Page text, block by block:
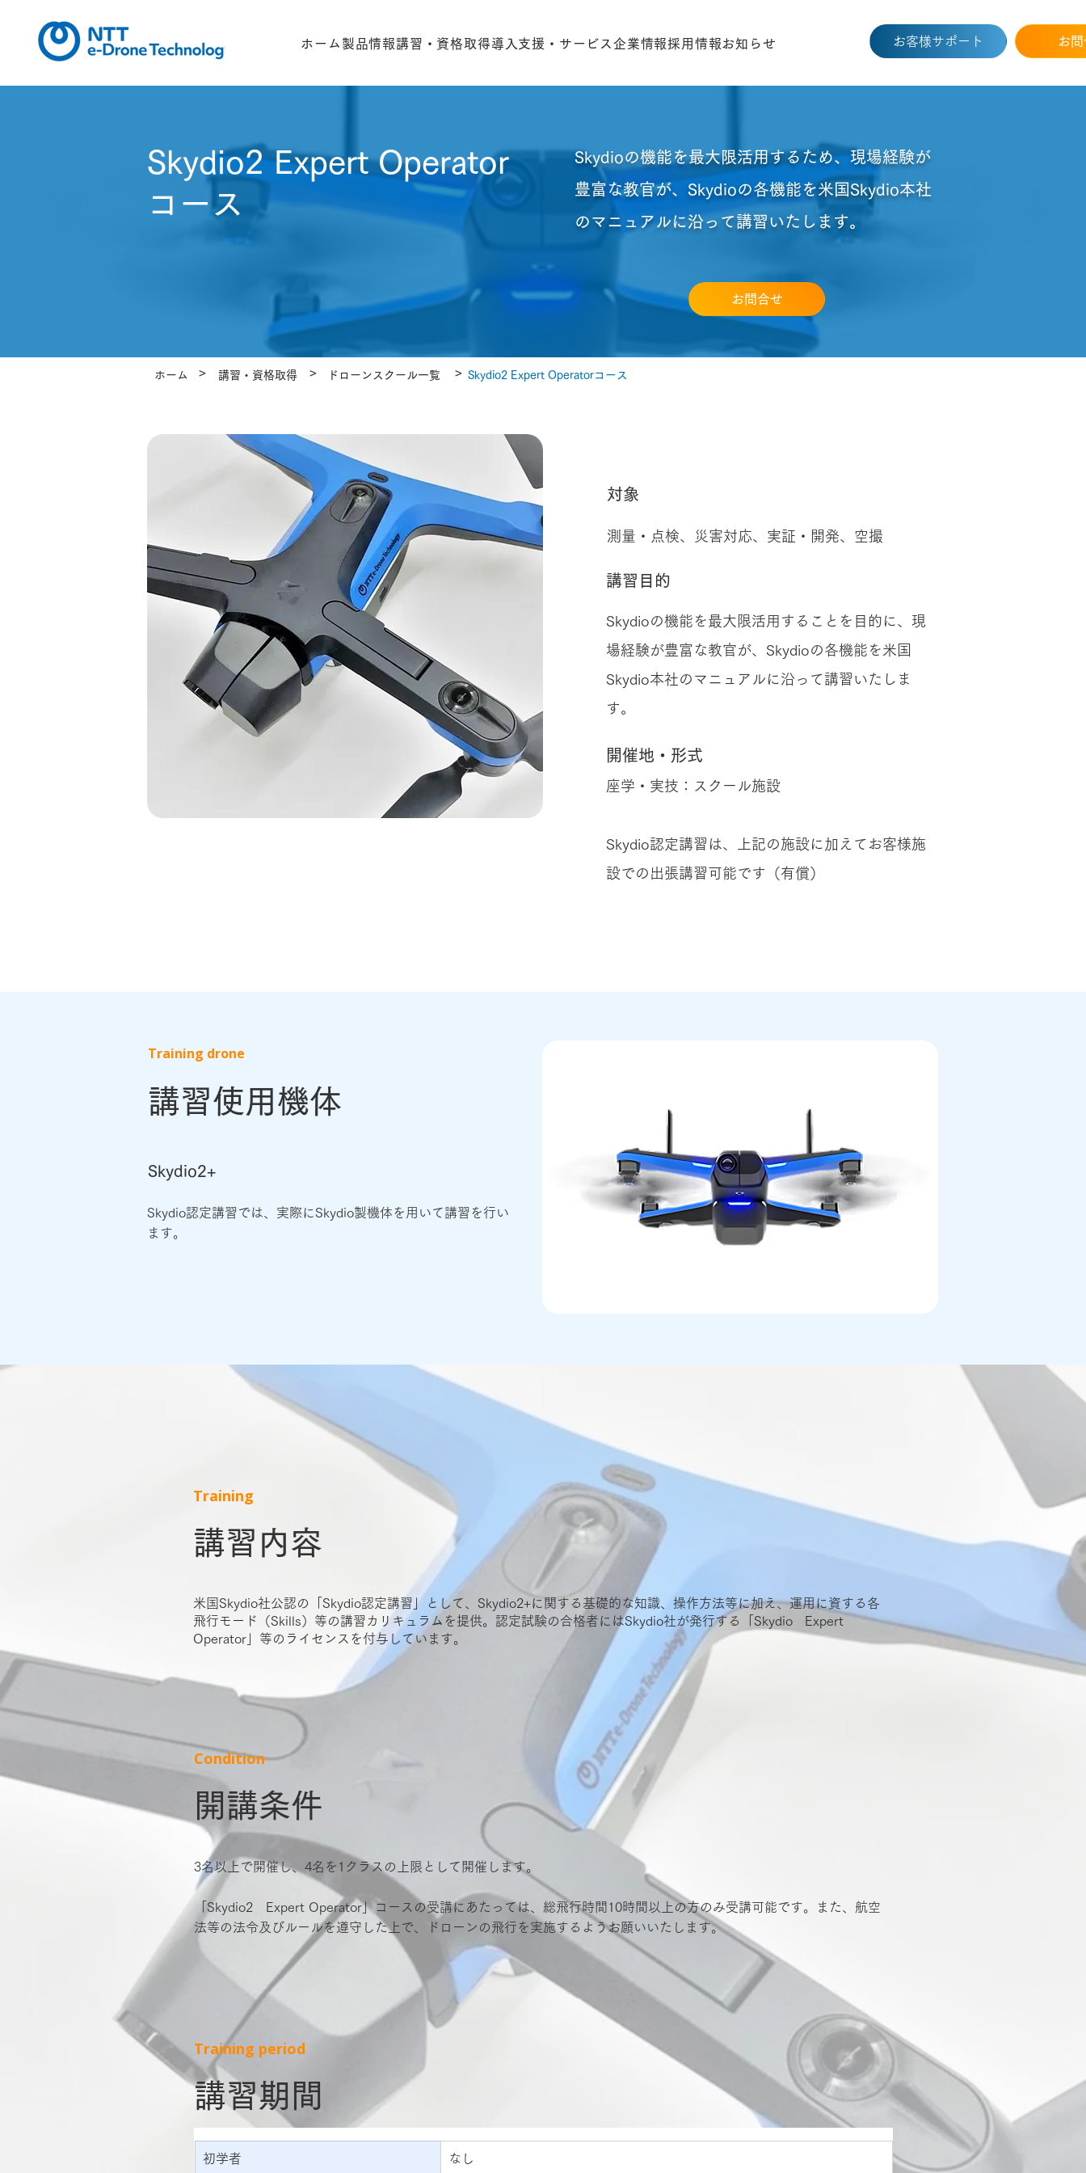
ホーム 製品情報講習・資格取得導入支援・サービス 企業情報採用情報お知らせ お客様サポート お
Skydio2 Expert Operator
コース
Skydioの機能を最大限活用するため、​現場経験が
豊富な教官が、Skydioの各機能を米国Skydio本社
のマニュアルに沿って講習いたします。
お問合せ
ホーム > 講習・資格取得 > ドローンスクール一覧 > Skydio2 Expert Operatorコース
対象
測量・点検、災害対応、実証・開発、空撮
講習目的
Skydioの機能を最大限活用することを目的に、​現
場経験が豊富な教官が、Skydioの各機能を米国
Skydio本社のマニュアルに沿って講習いたしま
す。
開催地・形式
座学・実技：スクール施設
Skydio認定講習は、上記の施設に加えてお客様施
設での出張講習可能です（有償）
Skydio2+
Skydio認定講習では、実際にSkydio製機体を用いて講習を行い
ます。
Training drone
講習使用機体
Training
講習内容
米国Skydio社公認の「Skydio認定講習」として、Skydio2+に関する基礎的な知識、操作方法等に加え、運用に資する各
飛行モード（Skills）等の講習カリキュラムを提供。認定試験の合格者にはSkydio社が発行する「Skydio Expert
Operator」等のライセンスを付与しています。
Condition
開講条件
3名以上で開催し、4名を1クラスの上限として開催します。
「Skydio2 Expert Operator」コースの受講にあたっては、総飛行時間10時間以上の方のみ受講可能です。また、航空
法等の法令及びルールを遵守した上で、ドローンの飛行を実施するようお願いいたします。
Training period
​講習期間
初学者 なし